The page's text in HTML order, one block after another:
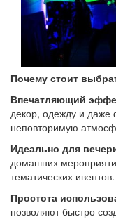
Почему стоит
Впечатляющий
декор, одежду и даже
неповторимую
Идеально для
домашних
тематических ивентов.
Простота
позволяют быстро